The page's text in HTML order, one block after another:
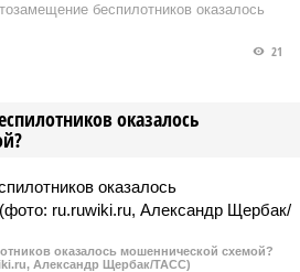
беспилотников оказалось
оказалось
21
оказалось мошеннической схемой?
Александр Щербак/ТАСС)